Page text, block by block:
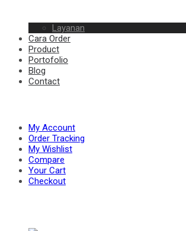
–
BAG
KERTAS
PAPER
Layanan
Cara Order
Product
Portofolio
Blog
Contact
My Account
Order Tracking
My Wishlist
Compare
Your Cart
Checkout